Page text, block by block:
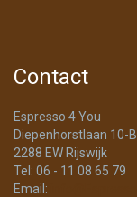
Contact
Espresso 4 You
Diepenhorstlaan 10-B
2288 EW Rijswijk
Tel: 06 - 11 08 65 79
Email: